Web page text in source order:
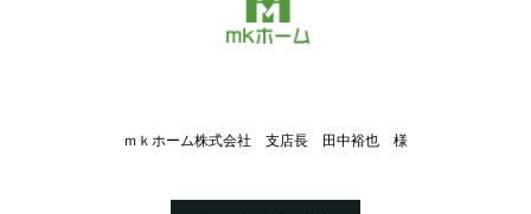
ｍｋホーム株式会社 支店長 田中裕也 様